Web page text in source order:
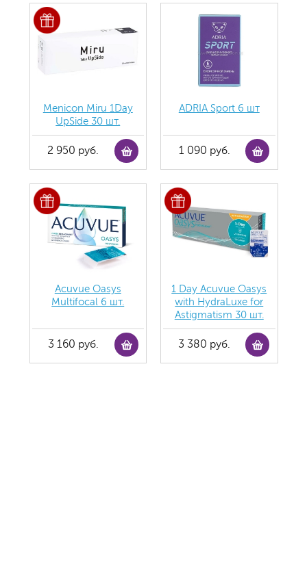
Menicon Miru 1Day
UpSide 30 шт.
2 950 руб.
ADRIA Sport 6 шт
1 090 руб.
Acuvue Oasys
Multifocal 6 шт.
3 160 руб.
1 Day Acuvue Oasys
with HydraLuxe for
Аstigmatism 30 шт.
3 380 руб.